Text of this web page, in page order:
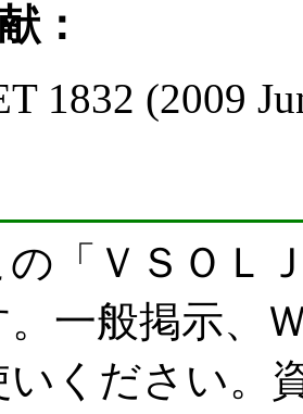
：
1832 (2009
「ＶＳＯＬ
。一般掲示、
いください。